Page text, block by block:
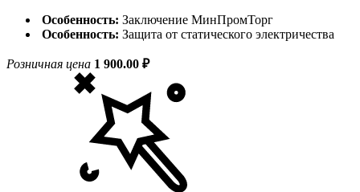
Особенность: Заключение МинПромТорг
Особенность: Защита от статического электричества
Розничная цена 1 900.00 ₽